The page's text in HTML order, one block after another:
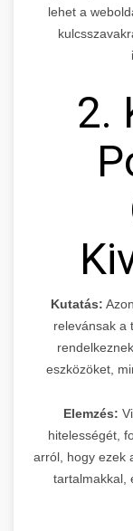
lehet a
2.
Kutatás:
relevánsak a
eszközöket,
Elemzés:
hitelességét,
arról, hogy ezek
tartalmakkal,